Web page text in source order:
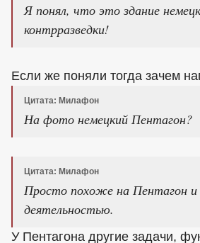
Я понял, что это здание
контрразведки!
Если же поняли тогда зачем
Цитата: Милафон
На фото немецкий Пентагон?
Цитата: Милафон
Просто похоже на Пентагон и
деятельностью.
У Пентагона другие задачи,